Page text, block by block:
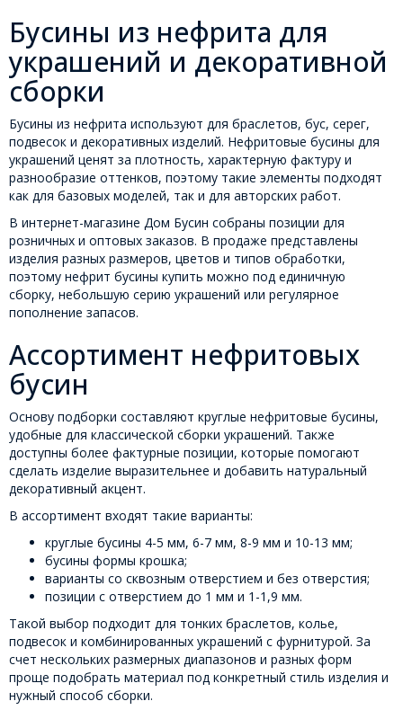
Бусины из нефрита для
украшений и декоративной
сборки
Бусины из нефрита используют для браслетов, бус, серег,
подвесок и декоративных изделий. Нефритовые бусины для
украшений ценят за плотность, характерную фактуру и
разнообразие оттенков, поэтому такие элементы подходят
как для базовых моделей, так и для авторских работ.
В интернет-магазине Дом Бусин собраны позиции для
розничных и оптовых заказов. В продаже представлены
изделия разных размеров, цветов и типов обработки,
поэтому нефрит бусины купить можно под единичную
сборку, небольшую серию украшений или регулярное
пополнение запасов.
Ассортимент нефритовых
бусин
Основу подборки составляют круглые нефритовые бусины,
удобные для классической сборки украшений. Также
доступны более фактурные позиции, которые помогают
сделать изделие выразительнее и добавить натуральный
декоративный акцент.
В ассортимент входят такие варианты:
круглые бусины 4-5 мм, 6-7 мм, 8-9 мм и 10-13 мм;
бусины формы крошка;
варианты со сквозным отверстием и без отверстия;
позиции с отверстием до 1 мм и 1-1,9 мм.
Такой выбор подходит для тонких браслетов, колье,
подвесок и комбинированных украшений с фурнитурой. За
счет нескольких размерных диапазонов и разных форм
проще подобрать материал под конкретный стиль изделия и
нужный способ сборки.